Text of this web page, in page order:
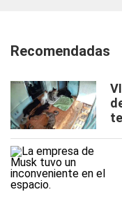
Recomendadas